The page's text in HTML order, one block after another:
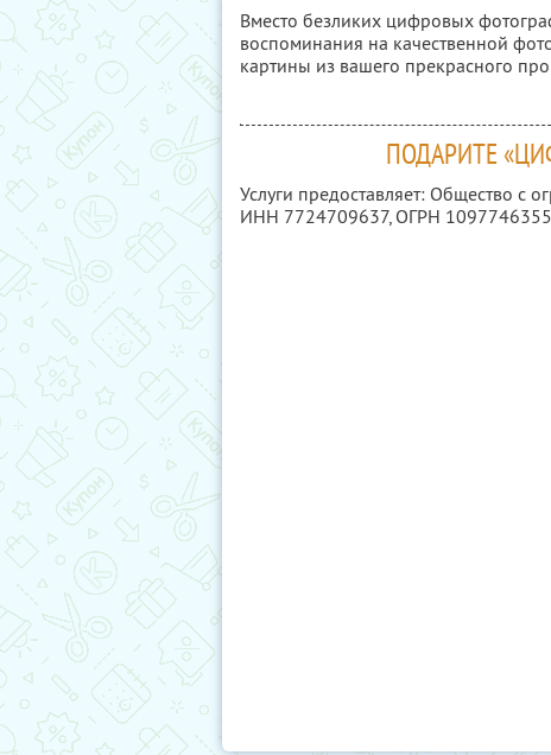
Вместо безликих цифровых
воспоминания на качественной
картины из вашего прекрасного
ПОДАРИТЕ
Услуги предоставляет: Общество с
ИНН 7724709637, ОГРН